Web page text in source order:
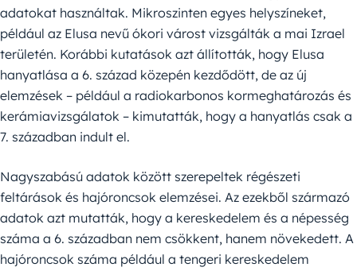
adatokat használtak. Mikroszinten egyes helyszíneket,
például az Elusa nevű ókori várost vizsgálták a mai Izrael
területén. Korábbi kutatások azt állították, hogy Elusa
hanyatlása a 6. század közepén kezdődött, de az új
elemzések – például a radiokarbonos kormeghatározás és
kerámiavizsgálatok – kimutatták, hogy a hanyatlás csak a
7. században indult el.
Nagyszabású adatok között szerepeltek régészeti
feltárások és hajóroncsok elemzései. Az ezekből származó
adatok azt mutatták, hogy a kereskedelem és a népesség
száma a 6. században nem csökkent, hanem növekedett. A
hajóroncsok száma például a tengeri kereskedelem